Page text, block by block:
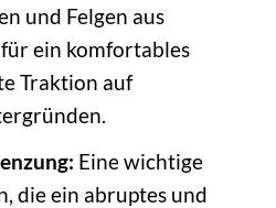
und Felgen aus
ein komfortables
Traktion auf
Eine wichtige
die ein abruptes und